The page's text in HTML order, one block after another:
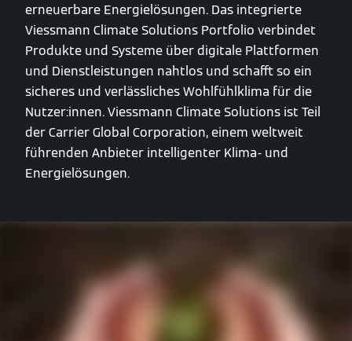
erneuerbare Energielösungen. Das integrierte
Viessmann Climate Solutions Portfolio verbindet
Produkte und Systeme über digitale Plattformen
und Dienstleistungen nahtlos und schafft so ein
sicheres und verlässliches Wohlfühlklima für die
Nutzer:innen. Viessmann Climate Solutions ist Teil
der Carrier Global Corporation, einem weltweit
führenden Anbieter intelligenter Klima- und
Energielösungen.